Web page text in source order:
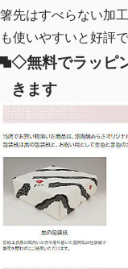
箸先はすべらない加
も使いやすいと好評で
◇無料でラッピ
きます